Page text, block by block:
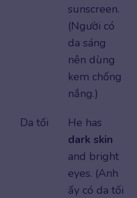
sunscreen.
(Người có
da sáng
nên dùng
kem chống
nắng.)
Da tối
He has
dark skin
and bright
eyes. (Anh
ấy có da tối